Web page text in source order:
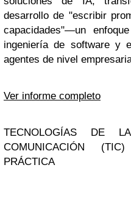
desarrollo de "escribir
capacidades"—un
ingeniería de software y
agentes de nivel
Ver informe completo
TECNOLOGÍAS DE
COMUNICACIÓN
PRÁCTICA